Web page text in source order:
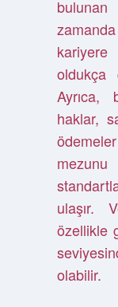
oldukça
Ayrıca,
haklar,
ulaşır.
özellikle
olabilir.